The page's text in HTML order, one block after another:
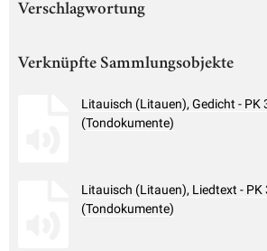
Verschlagwortung
Verknüpfte Sammlungsobjekte
Litauisch (Litauen), Gedicht - PK
(Tondokumente)
Litauisch (Litauen), Liedtext - PK
(Tondokumente)